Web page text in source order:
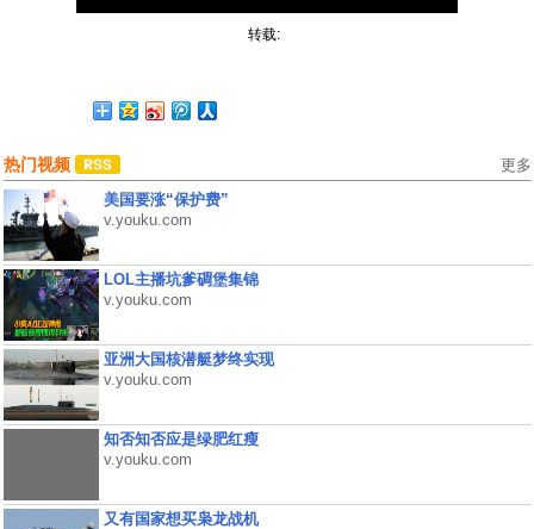
转载:
热门视频 更多
美国要涨“保护费”
v.youku.com
LOL主播坑爹碉堡集锦
v.youku.com
亚洲大国核潜艇梦终实现
v.youku.com
知否知否应是绿肥红瘦
v.youku.com
又有国家想买枭龙战机